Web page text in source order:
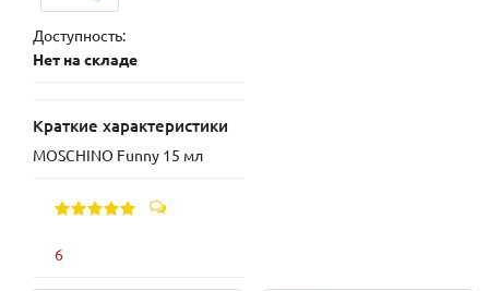
Доступность:
Нет на складе
Краткие характеристики
MOSCHINO Funny 15 мл
6